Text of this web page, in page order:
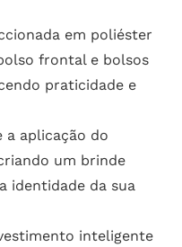
em poliéster
frontal e bolsos
praticidade e
a aplicação do
um brinde
identidade da sua
inteligente